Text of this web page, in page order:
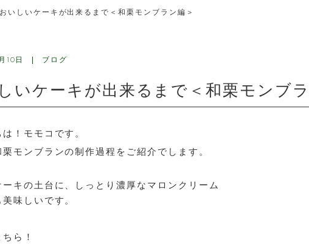
おいしいケーキが出来るまで＜和栗モンブラン編＞
10日 ブログ
いケーキが出来るまで＜和栗モンブ
！モモコです。
モンブランの制作過程をご紹介でします。
ーキの土台に、しっとり濃厚なマロンクリーム
味しいです。
ら！